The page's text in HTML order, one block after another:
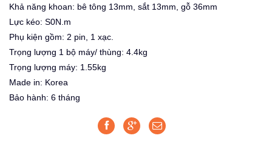
Khả năng khoan: bê tông 13mm, sắt 13mm, gỗ 36mm
Lực kéo: S0N.m
Phụ kiện gồm: 2 pin, 1 xạc.
Trọng lượng 1 bộ máy/ thùng: 4.4kg
Trọng lượng máy: 1.55kg
Made in: Korea
Bảo hành: 6 tháng